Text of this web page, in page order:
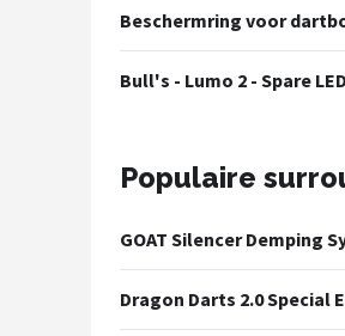
Red Dragon
Alle merken →
Beschermring voor
Bull's - Lumo 2 - Spare
Populaire
GOAT Silencer Demping
Dragon Darts 2.0 Special